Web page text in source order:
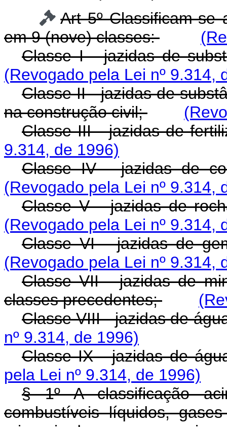
Art 5º Classificam-se
em 9 (nove) classes:
Classe I - jazidas de
(Revogado pela Lei nº 9.314,
Classe II - jazidas de
na construção civil;
Classe III - jazidas de
9.314, de 1996)
Classe IV - jazidas de
(Revogado pela Lei nº 9.314,
Classe V - jazidas de
(Revogado pela Lei nº 9.314,
Classe VI - jazidas de
(Revogado pela Lei nº 9.314,
Classe VII - jazidas de
classes precedentes;
Classe VIII - jazidas de
nº 9.314, de 1996)
Classe IX - jazidas de
pela Lei nº 9.314, de 1996)
§ 1º A classificação
combustíveis líquidos,